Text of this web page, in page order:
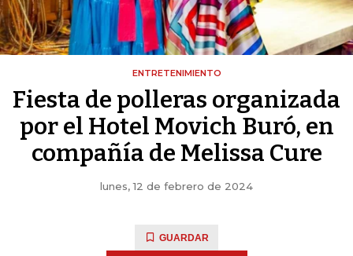
ENTRETENIMIENTO
Fiesta de polleras organizada
por el Hotel Movich Buró, en
compañía de Melissa Cure
lunes, 12 de febrero de 2024
GUARDAR